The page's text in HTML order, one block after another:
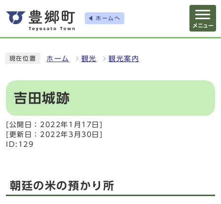
ホームへ
メニュー
現在位置 ホーム 観光 観光案内
吉田城跡
[公開日：2022年1月17日]
[更新日：2022年3月30日]
ID:129
朝廷の米の預かり所